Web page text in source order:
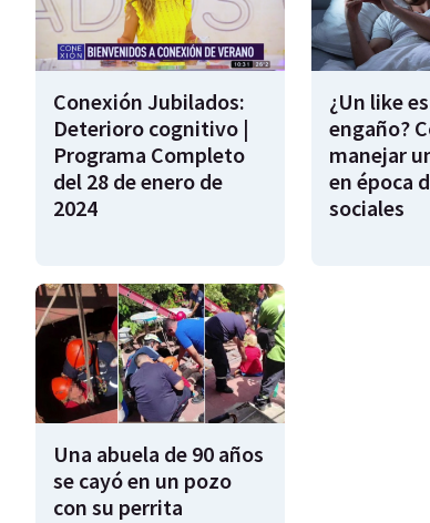
Conexión Jubilados:
Deterioro cognitivo |
Programa Completo
del 28 de enero de
2024
¿Un like
engaño?
manejar
en época
sociales
Una abuela de 90 años
se cayó en un pozo
con su perrita